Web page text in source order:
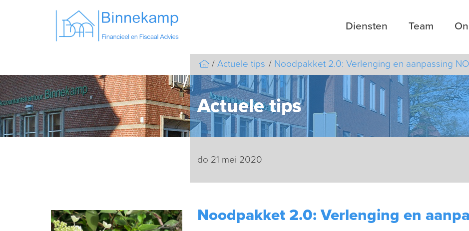
Diensten Team
Actuele tips Noodpakket 2.0: Verlenging en aanpassing
Actuele tips
do 21 mei 2020
Noodpakket 2.0: Verlenging en